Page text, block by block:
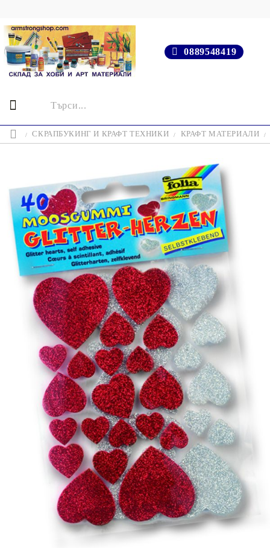
0889548419
СКРАПБУКИНГ И КРАФТ ТЕХНИКИ КРАФТ МАТЕРИАЛИ